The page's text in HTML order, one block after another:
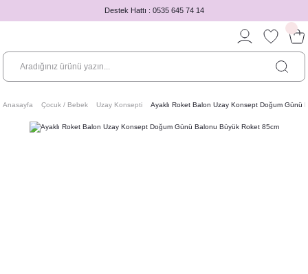
Destek Hattı : 0535 645 74 14
Anasayfa Çocuk / Bebek Uzay Konsepti Ayaklı Roket Balon Uzay Konsept Doğum Günü